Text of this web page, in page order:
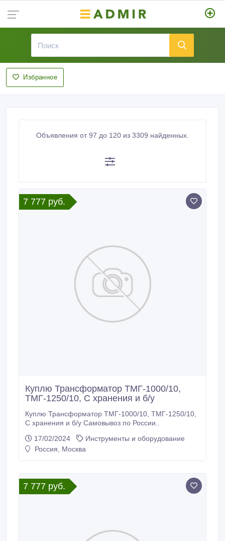
Избранное
Объявления от 97 до 120 из 3309 найденных.
7 777 руб.
Куплю Трансформатор ТМГ-1000/10,
ТМГ-1250/10, С хранения и б/у
Куплю Трансформатор ТМГ-1000/10, ТМГ-1250/10,
С хранения и б/у Самовывоз по России..
17/02/2024
Инструменты и оборудование
Россия, Москва
7 777 руб.